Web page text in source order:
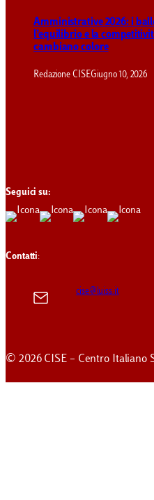
Amministrative 2026: i
l’equilibrio e la
cambiano colore
Redazione CISEGiugno 10, 2026
Seguici su:
Contatti:
cise@luiss.it
© 2026 CISE – Centro Italiano